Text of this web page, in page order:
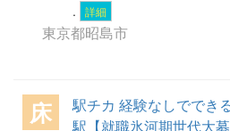
.
詳細
東京都昭島市
床
駅チカ 経験なしででき
駅【就職氷河期世代大